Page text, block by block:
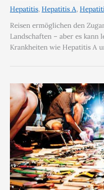
Hepatitis, Hepatitis A,
Reisen ermöglichen den
Landschaften – aber es kann
Krankheiten wie Hepatitis A